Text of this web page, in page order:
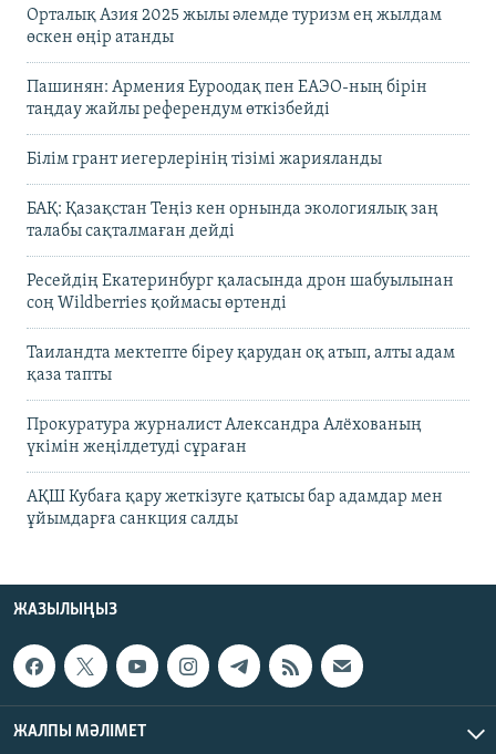
Орталық Азия 2025 жылы әлемде туризм ең жылдам
өскен өңір атанды
Пашинян: Армения Еуроодақ пен ЕАЭО-ның бірін
таңдау жайлы референдум өткізбейді
Білім грант иегерлерінің тізімі жарияланды
БАҚ: Қазақстан Теңіз кен орнында экологиялық заң
талабы сақталмаған дейді
Ресейдің Екатеринбург қаласында дрон шабуылынан
соң Wildberries қоймасы өртенді
Таиландта мектепте біреу қарудан оқ атып, алты адам
қаза тапты
Прокуратура журналист Александра Алёхованың
үкімін жеңілдетуді сұраған
АҚШ Кубаға қару жеткізуге қатысы бар адамдар мен
ұйымдарға санкция салды
ЖАЗЫЛЫҢЫЗ
ЖАЛПЫ МӘЛІМЕТ